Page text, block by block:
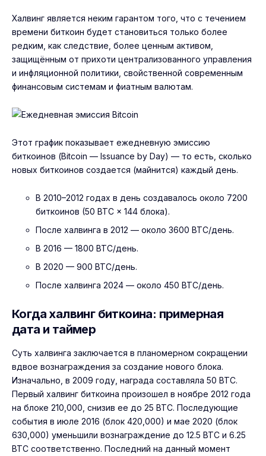
Халвинг является неким гарантом того, что с течением
времени биткоин будет становиться только более
редким, как следствие, более ценным активом,
защищённым от прихоти централизованного управления
и инфляционной политики, свойственной современным
финансовым системам и фиатным валютам.
Этот график показывает ежедневную эмиссию
биткоинов (Bitcoin — Issuance by Day) — то есть, сколько
новых биткоинов создается (майнится) каждый день.
В 2010–2012 годах в день создавалось около 7200
биткоинов (50 BTC × 144 блока).
После халвинга в 2012 — около 3600 BTC/день.
В 2016 — 1800 BTC/день.
В 2020 — 900 BTC/день.
После халвинга 2024 — около 450 BTC/день.
Когда халвинг биткоина: примерная
дата и таймер
Суть халвинга заключается в планомерном сокращении
вдвое вознаграждения за создание нового блока.
Изначально, в 2009 году, награда составляла 50 BTC.
Первый халвинг биткоина произошел в ноябре 2012 года
на блоке 210,000, снизив ее до 25 BTC. Последующие
события в июле 2016 (блок 420,000) и мае 2020 (блок
630,000) уменьшили вознаграждение до 12.5 BTC и 6.25
BTC соответственно. Последний на данный момент